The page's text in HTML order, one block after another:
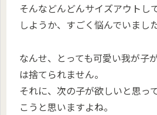
そんなどんどんサイズアウトし
しようか、すごく悩んでいました
なんせ、とっても可愛い我が子
は捨てられません。
それに、次の子が欲しいと思っ
こうと思いますよね。